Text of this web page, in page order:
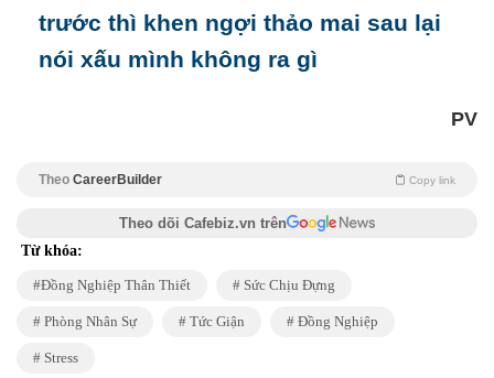
trước thì khen ngợi thảo mai sau lại
nói xấu mình không ra gì
PV
Theo CareerBuilder Copy link
Theo dõi Cafebiz.vn trên
Từ khóa:
Đồng Nghiệp Thân Thiết Sức Chịu Đựng
Phòng Nhân Sự Tức Giận Đồng Nghiệp
Stress